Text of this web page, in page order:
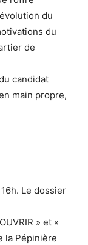
du
du
de
candidat
main propre,
Le dossier
» et «
la Pépinière